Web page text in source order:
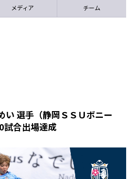
メディア チーム
い 選手（静岡ＳＳＵボニー
試合出場達成